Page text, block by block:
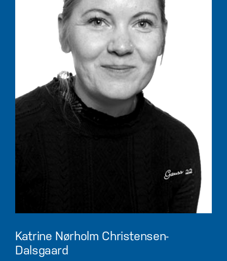
Katrine Nørholm Christensen-
Dalsgaard